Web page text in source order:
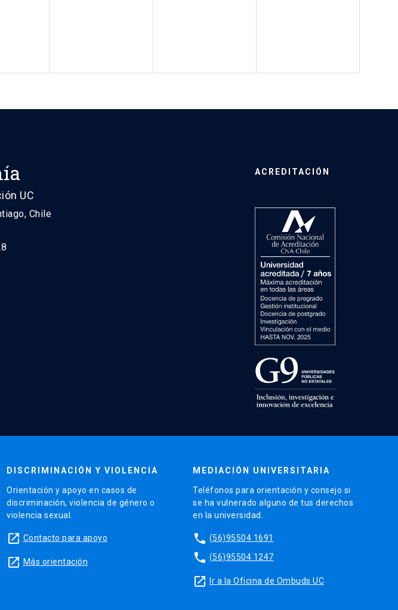
UC
Chile
ACREDITACIÓN
DISCRIMINACIÓN Y VIOLENCIA
Orientación y apoyo en casos de
discriminación, violencia de género o
violencia sexual.
launch Contacto para apoyo
launch Más orientación
MEDIACIÓN UNIVERSITARIA
Teléfonos para orientación y consejo si
se ha vulnerado alguno de tus derechos
en la universidad.
phone (56)95504 1691
phone (56)95504 1247
launch Ir a la Oficina de Ombuds UC